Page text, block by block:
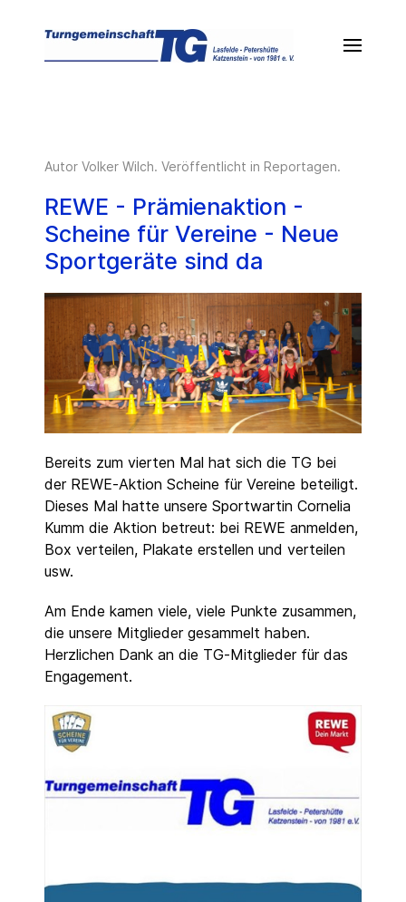
Autor Volker Wilch. Veröffentlicht in Reportagen.
REWE - Prämienaktion -
Scheine für Vereine - Neue
Sportgeräte sind da
Bereits zum vierten Mal hat sich die TG bei
der REWE-Aktion Scheine für Vereine beteiligt.
Dieses Mal hatte unsere Sportwartin Cornelia
Kumm die Aktion betreut: bei REWE anmelden,
Box verteilen, Plakate erstellen und verteilen
usw.
Am Ende kamen viele, viele Punkte zusammen,
die unsere Mitglieder gesammelt haben.
Herzlichen Dank an die TG-Mitglieder für das
Engagement.